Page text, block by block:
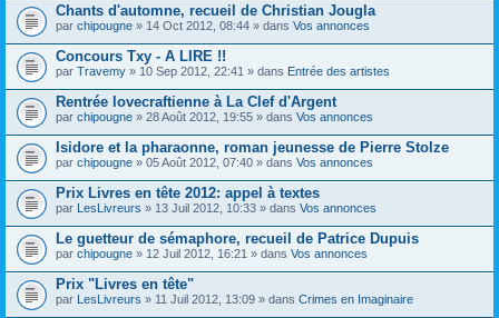
Chants d'automne, recueil de Christian Jougla
par chipougne » 14 Oct 2012, 08:44 » dans Vos annonces
Concours Txy - A LIRE !!
par Travemy » 10 Sep 2012, 22:41 » dans Entrée des artistes
Rentrée lovecraftienne à La Clef d'Argent
par chipougne » 28 Août 2012, 19:55 » dans Vos annonces
Isidore et la pharaonne, roman jeunesse de Pierre Stolze
par chipougne » 05 Août 2012, 07:40 » dans Vos annonces
Prix Livres en tête 2012: appel à textes
par LesLivreurs » 13 Juil 2012, 10:33 » dans Vos annonces
Le guetteur de sémaphore, recueil de Patrice Dupuis
par chipougne » 12 Juil 2012, 16:21 » dans Vos annonces
Prix "Livres en tête"
par LesLivreurs » 11 Juil 2012, 13:09 » dans Crimes en Imaginaire